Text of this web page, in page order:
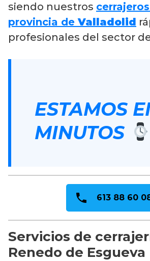
siendo nuestros
provincia deValladolid
profesionales del sector
ESTAMOS
MINUTOS
613 88 60
Servicios de
Renedo de Esgueva